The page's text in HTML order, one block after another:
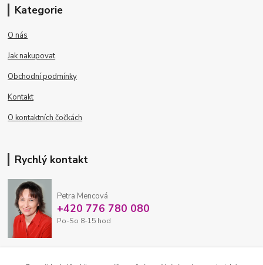
Kategorie
O nás
Jak nakupovat
Obchodní podmínky
Kontakt
O kontaktních čočkách
Rychlý kontakt
Petra Mencová
+420 776 780 080
Po-So 8-15 hod